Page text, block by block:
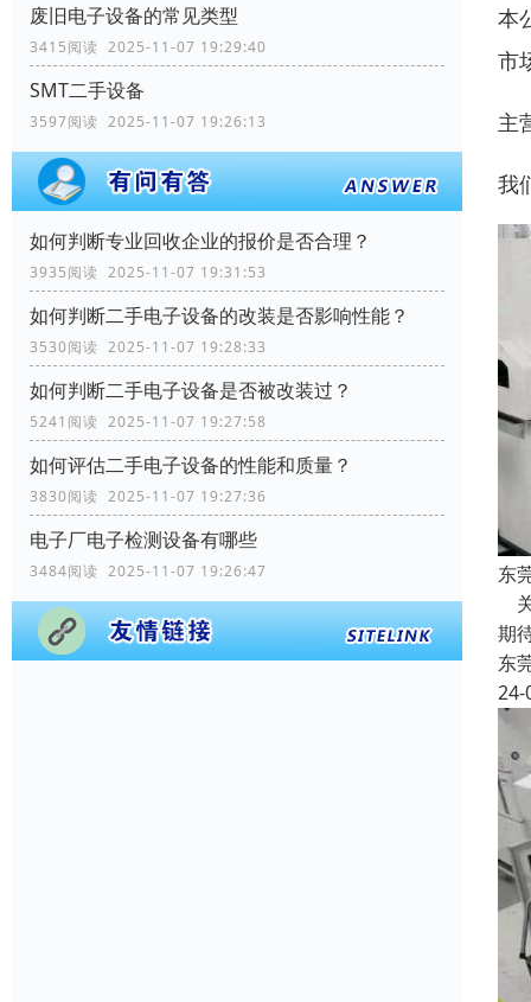
废旧电子设备的常见类型
3415阅读 2025-11-07 19:29:40
SMT二手设备
3597阅读 2025-11-07 19:26:13
如何判断专业回收企业的报价是否合理？
3935阅读 2025-11-07 19:31:53
如何判断二手电子设备的改装是否影响性能？
3530阅读 2025-11-07 19:28:33
如何判断二手电子设备是否被改装过？
5241阅读 2025-11-07 19:27:58
如何评估二手电子设备的性能和质量？
3830阅读 2025-11-07 19:27:36
电子厂电子检测设备有哪些
3484阅读 2025-11-07 19:26:47
本
市
主
我
东
期
东
24-